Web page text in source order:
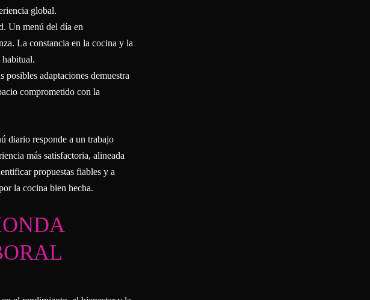
global.
Un menú del día en
La constancia en la cocina y la
habitual.
adaptaciones demuestra
comprometido con la
diario responde a un trabajo
más satisfactoria, alineada
propuestas fiables y a
la cocina bien hecha.